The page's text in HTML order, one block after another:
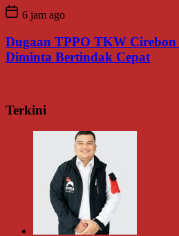
6 jam ago
Dugaan TPPO TKW Cirebon
Diminta Bertindak Cepat
Terkini